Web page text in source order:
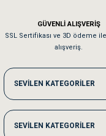
Kedilerim beğeniyorlar.
Me***** Ya******
Akşam verdiğim sipariş bir
Ka***** Ar******
GÜVENLİ ALIŞVERİŞ
SSL Sertifikası ve 3D ödeme
alışveriş.
SEVİLEN KATEGORİLER
SEVİLEN KATEGORİLER